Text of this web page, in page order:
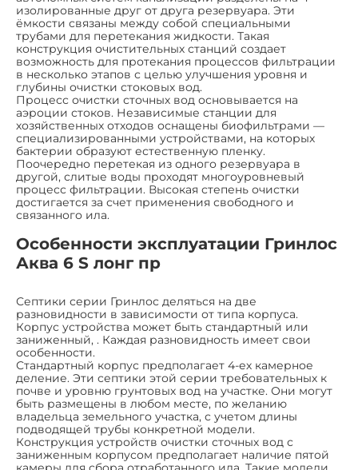
изолированные друг от друга резервуара. Эти
ёмкости связаны между собой специальными
трубами для перетекания жидкости. Такая
конструкция очистительных станций создает
возможность для протекания процессов фильтрации
в несколько этапов с целью улучшения уровня и
глубины очистки стоковых вод.
Процесс очистки сточных вод основывается на
аэроции стоков. Независимые станции для
хозяйственных отходов оснащены биофильтрами —
специализированными устройствами, на которых
бактерии образуют естественную пленку.
Поочередно перетекая из одного резервуара в
другой, слитые воды проходят многоуровневый
процесс фильтрации. Высокая степень очистки
достигается за счет применения свободного и
связанного ила.
Особенности эксплуатации Гринлос
Аква 6 S лонг пр
Септики серии Гринлос деляться на две
разновидности в зависимости от типа корпуса.
Корпус устройства может быть стандартный или
заниженный, . Каждая разновидность имеет свои
особенности.
Стандартный корпус предполагает 4-ех камерное
деление. Эти септики этой серии требовательных к
почве и уровню грунтовых вод на участке. Они могут
быть размещены в любом месте, по желанию
владельца земельного участка, с учетом длины
подводящей трубы конкретной модели.
Конструкция устройств очистки сточных вод с
заниженным корпусом предполагает наличие пятой